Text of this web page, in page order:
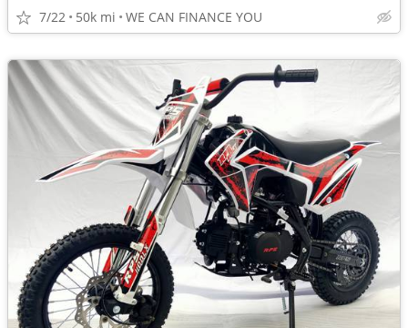
7/22 50k mi WE CAN FINANCE YOU